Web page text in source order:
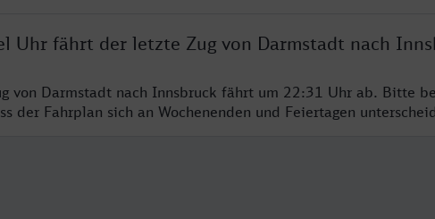
Uhr fährt der letzte Zug von Darmstadt nach
von Darmstadt nach Innsbruck fährt um 22:31 Uhr ab. Bitte
der Fahrplan sich an Wochenenden und Feiertagen